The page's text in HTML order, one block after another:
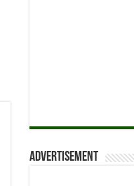
Advertisement